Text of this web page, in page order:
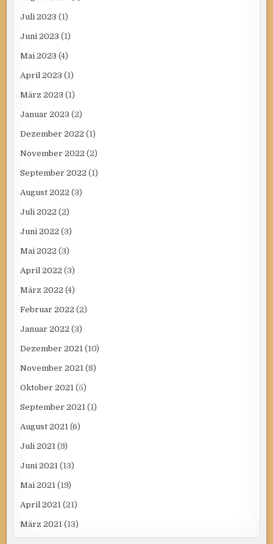
Juli 2023 (1)
Juni 2023 (1)
Mai 2023 (4)
April 2023 (1)
März 2023 (1)
Januar 2023 (2)
Dezember 2022 (1)
November 2022 (2)
September 2022 (1)
August 2022 (3)
Juli 2022 (2)
Juni 2022 (3)
Mai 2022 (3)
April 2022 (3)
März 2022 (4)
Februar 2022 (2)
Januar 2022 (3)
Dezember 2021 (10)
November 2021 (8)
Oktober 2021 (5)
September 2021 (1)
August 2021 (6)
Juli 2021 (9)
Juni 2021 (13)
Mai 2021 (19)
April 2021 (21)
März 2021 (13)